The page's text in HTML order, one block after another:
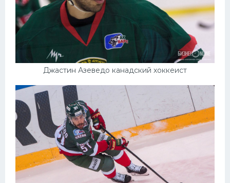
Джастин Азеведо канадский хоккеист